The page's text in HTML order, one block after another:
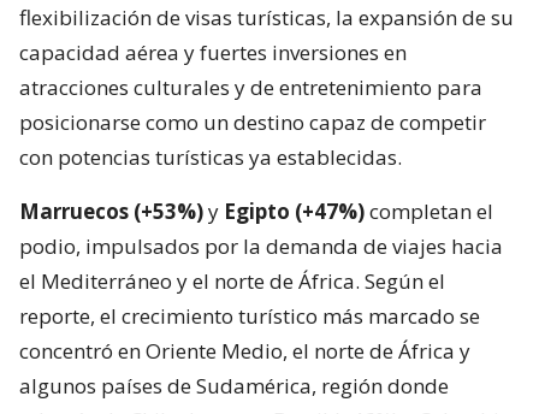
flexibilización de visas turísticas, la expansión de su
capacidad aérea y fuertes inversiones en
atracciones culturales y de entretenimiento para
posicionarse como un destino capaz de competir
con potencias turísticas ya establecidas.
Marruecos (+53%)y Egipto (+47%)completan el
podio, impulsados por la demanda de viajes hacia
el Mediterráneo y el norte de África. Según el
reporte, el crecimiento turístico más marcado se
concentró en Oriente Medio, el norte de África y
algunos países de Sudamérica, región donde